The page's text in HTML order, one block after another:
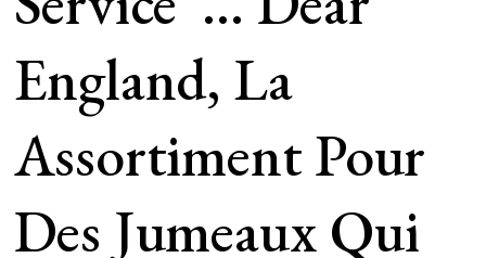
England, La
Assortiment Pour
Des Jumeaux Qui